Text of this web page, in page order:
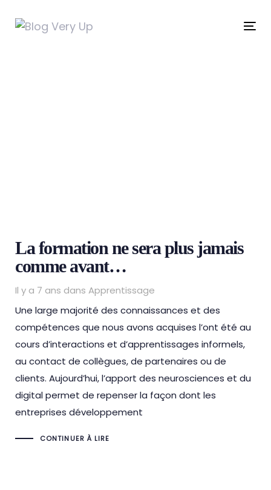
to
La formation ne sera plus jamais
comme avant…
Il y a 7 ans dans
Tags
Apprentissage
Une large majorité des connaissances et des
compétences que nous avons acquises l’ont été au
cours d’interactions et d’apprentissages informels,
au contact de collègues, de partenaires ou de
clients. Aujourd’hui, l’apport des neurosciences et du
digital permet de repenser la façon dont les
entreprises développement
CONTINUER À LIRE